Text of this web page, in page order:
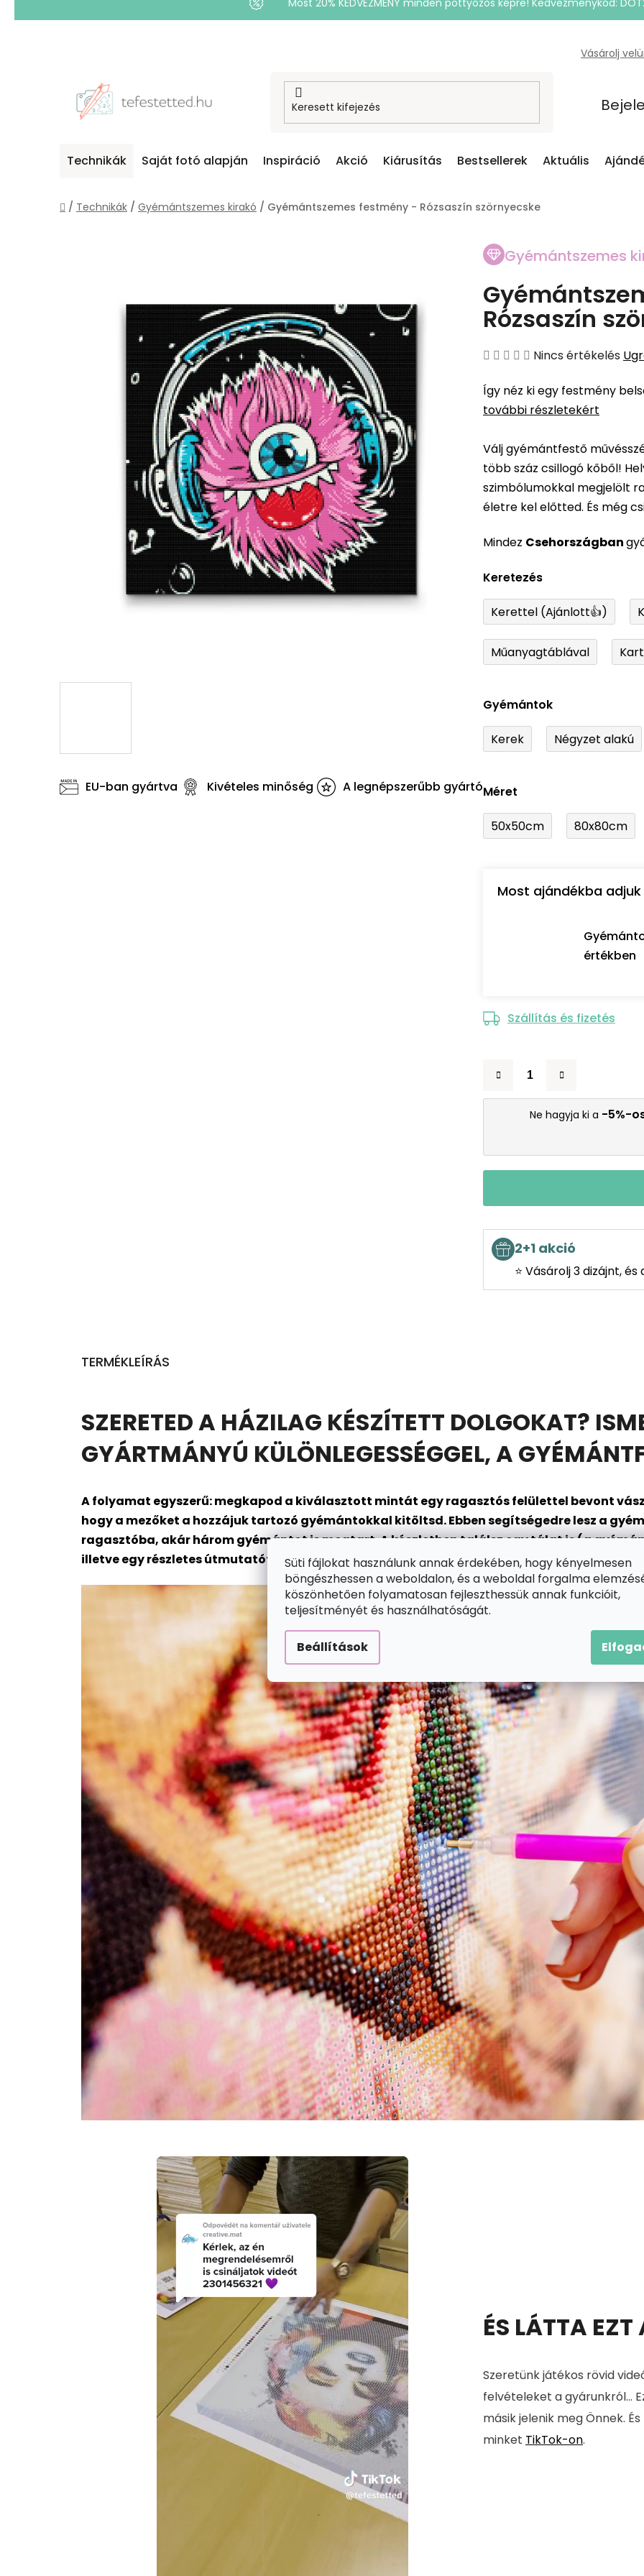
Süti fájlokat használunk annak érdekében, hogy kényelmesen
böngészhessen a weboldalon, és a weboldal forgalma
köszönhetően folyamatosan fejleszthessük annak funkcióit,
teljesítményét és használhatóságát.
Beállítások
Most 20% KEDVEZMÉNY minden pöttyözős képre! Kedvezménykód:
Vásárolj
Technikák Saját fotó alapján Inspiráció Akció Kiárusítás Bestsellerek Aktuális
Kezdőlap
/ Technikák / Gyémántszemes kirakó / Gyémántszemes festmény - Rózsaszín szörnyecske
Gyémántszemes
Rózsaszín
A
átlagos
értékelése
ből
0,0
csillag.
Nincs értékelés
Így néz ki egy festmény
további részletekért
Válj gyémántfestő
több száz csillogó kőből!
szimbólumokkal megjelölt
életre kel előtted. És még
Mindez Csehországban
Keretezés
Kerettel (Ajánlott👍)
Műanyagtáblával
Gyémántok
Kerek Négyzet alakú
Méret
50x50cm 80x80cm
Most ajándékba
értékben
Szállítás és fizetés
Ne hagyja ki a -5%-
2+1 akció
⭐ Vásárolj 3 dizájnt,
EU-ban gyártva Kivételes minőség A legnépszerűbb gyártó
TERMÉKLEÍRÁS
SZERETED A HÁZILAG KÉSZÍTETT DOLGOKAT?
GYÁRTMÁNYÚ KÜLÖNLEGESSÉGGEL, A
A folyamat egyszerű: megkapod a kiválasztott mintát egy ragasztós felülettel bevont
hogy a mezőket a hozzájuk tartozó gyémántokkal kitöltsd. Ebben segítségedre lesz a
ragasztóba, akár három gyémántot is megtart. A készletben találsz egy tálat is (a
illetve egy részletes útmutatót is. Készen állsz arra, hogy belépj a szórakozás csillogó
ÉS LÁTTA
Szeretünk játékos rövid
felvételeket a gyárunkról...
másik jelenik meg Önnek.
minket TikTok-on.